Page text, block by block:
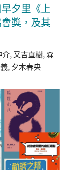
夕里《上
獎，及其
介, 又吉直樹,森
, 夕木春央